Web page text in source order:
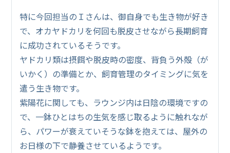
特に今回担当のＩさんは、御自身でも生き物が好き
で、オカヤドカリを何回も脱皮させながら長期飼育
に成功されているそうです。
ヤドカリ類は摂餌や脱皮時の密度、背負う外殻（が
いかく）の準備とか、飼育管理のタイミングに気を
遣う生き物です。
紫陽花に関しても、ラウンジ内は日陰の環境ですの
で、一鉢ひとはちの生気を感じ取るように触れなが
ら、パワーが衰えていそうな鉢を抱えては、屋外の
お日様の下で静養させているようです。